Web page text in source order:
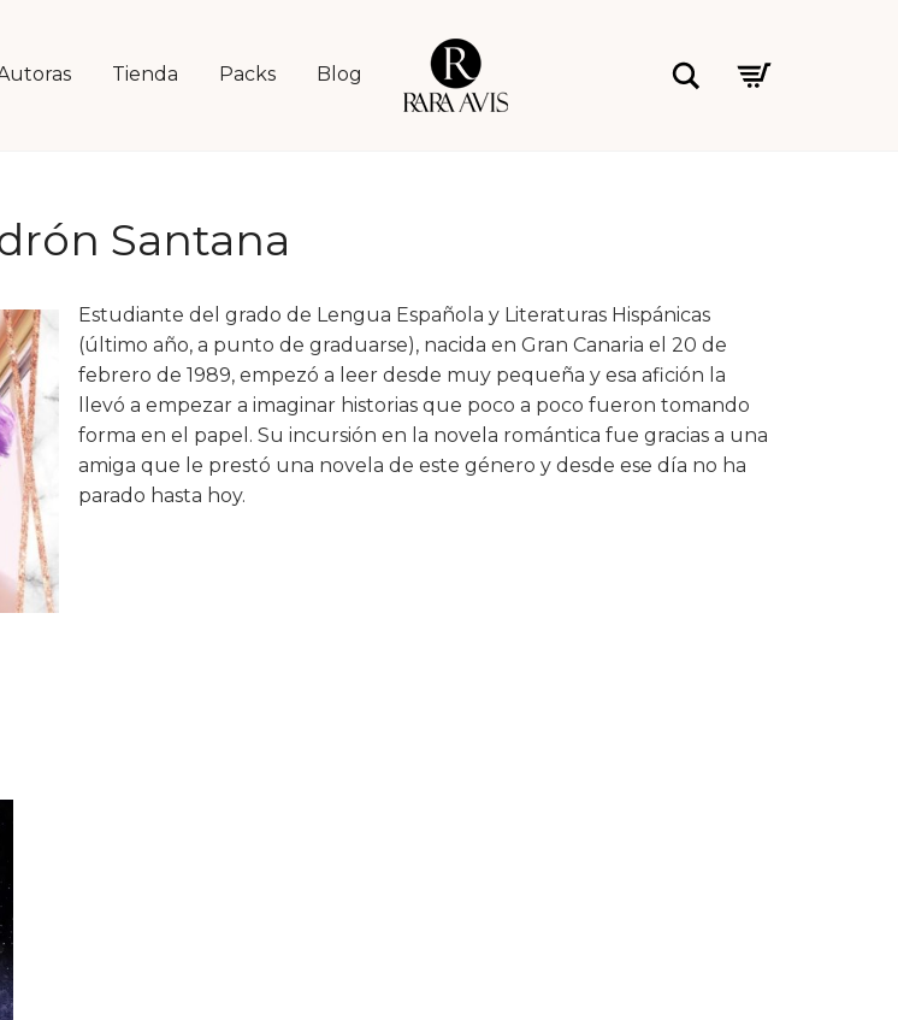
Tienda Packs Blog
Buscar
Santana
Estudiante del grado de Lengua Española y Literaturas Hispánicas
(último año, a punto de graduarse), nacida en Gran Canaria el 20 de
febrero de 1989, empezó a leer desde muy pequeña y esa afición la
llevó a empezar a imaginar historias que poco a poco fueron tomando
forma en el papel. Su incursión en la novela romántica fue gracias a una
amiga que le prestó una novela de este género y desde ese día no ha
parado hasta hoy.